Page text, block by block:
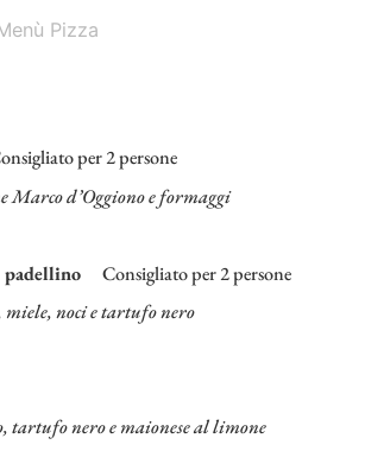
Pizza
per 2 persone
Marco d’Oggiono e formaggi
padellino Consigliato per 2 persone
noci e tartufo nero
tartufo nero e maionese al limone